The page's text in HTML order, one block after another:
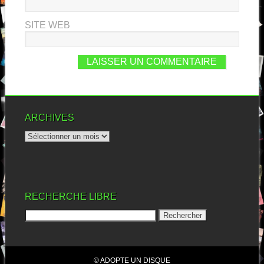
SITE WEB
ARCHIVES
RECHERCHE LIBRE
© ADOPTE UN DISQUE